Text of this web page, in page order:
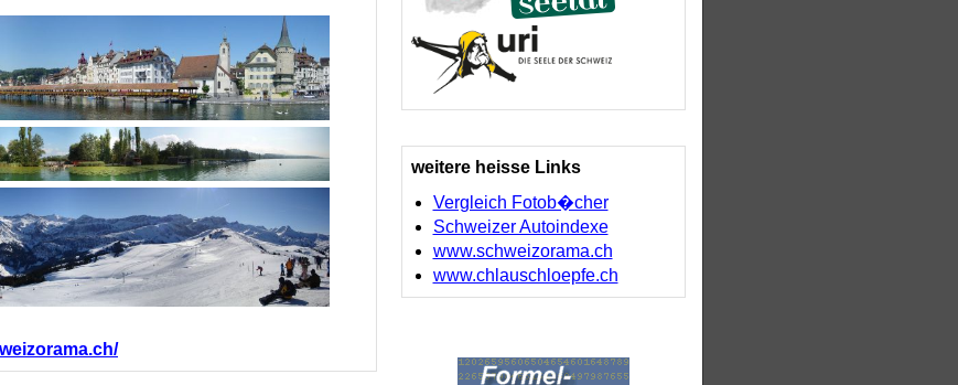
weitere heisse Links
Vergleich Fotob�cher
Schweizer Autoindexe
www.schweizorama.ch
www.chlauschloepfe.ch